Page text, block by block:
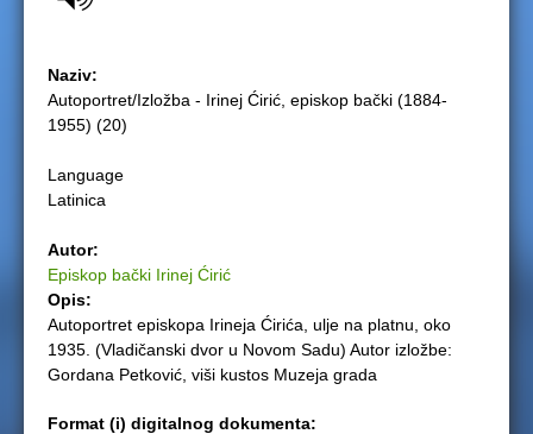
h
e
r
Naziv:
Autoportret/Izložba - Irinej Ćirić, episkop bački (1884-
1955) (20)
Language
Latinica
Autor:
Episkop bački Irinej Ćirić
Opis:
Autoportret episkopa Irineja Ćirića, ulje na platnu, oko
1935. (Vladičanski dvor u Novom Sadu) Autor izložbe:
Gordana Petković, viši kustos Muzeja grada
Format (i) digitalnog dokumenta: